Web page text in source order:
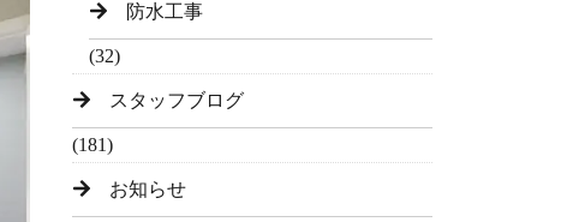
防水工事
(32)
スタッフブログ
(181)
お知らせ